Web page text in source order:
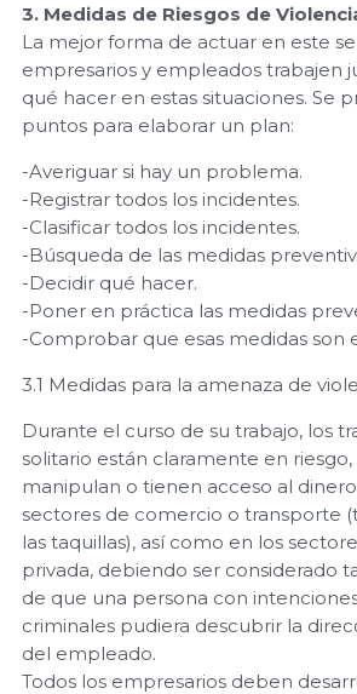
3. Medidas de Riesgos de
La mejor forma de actuar en este
empresarios y empleados trabajen
qué hacer en estas situaciones. Se
puntos para elaborar un plan:
-Averiguar si hay un problema.
-Registrar todos los incidentes.
-Clasificar todos los incidentes.
-Búsqueda de las medidas
-Decidir qué hacer.
-Poner en práctica las medidas
-Comprobar que esas medidas son
3.1 Medidas para la amenaza de
Durante el curso de su trabajo, los
solitario están claramente en
manipulan o tienen acceso al
sectores de comercio o transporte
las taquillas), así como en los
privada, debiendo ser considerado
de que una persona con
criminales pudiera descubrir la
del empleado.
Todos los empresarios deben